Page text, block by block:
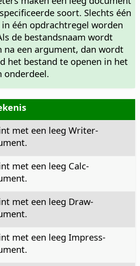
soort. Slechts één
één opdrachtregel worden
de bestandsnaam wordt
na een argument, dan wordt
het bestand te openen in het
onderdeel.
met een leeg Writer-
met een leeg Calc-
met een leeg Draw-
met een leeg Impress-